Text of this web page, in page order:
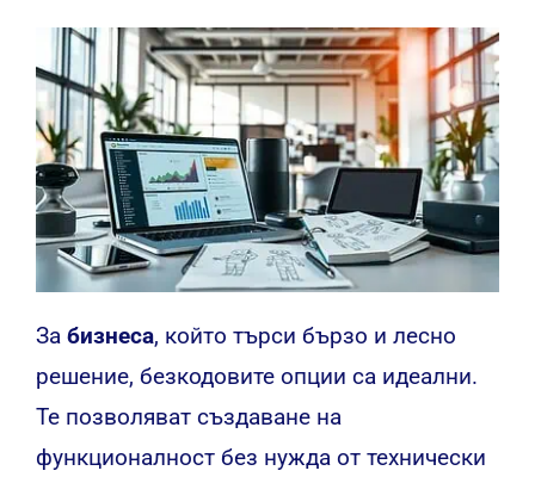
За бизнеса, който търси бързо и лесно
решение, безкодовите опции са идеални.
Те позволяват създаване на
функционалност без нужда от технически